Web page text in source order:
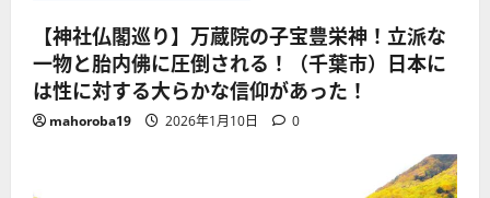
【神社仏閣巡り】万蔵院の子宝豊栄神！立派な
一物と胎内佛に圧倒される！（千葉市）日本に
は性に対する大らかな信仰があった！
mahoroba19 2026年1月10日 0